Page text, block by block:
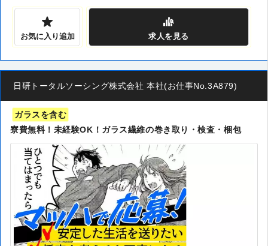
お気に入り追加 求人を見る
日研トータルソーシング株式会社 本社(お仕事No.3A879)
ガラスを含む
寮費無料！未経験OK！ガラス繊維の巻き取り・検査・梱包